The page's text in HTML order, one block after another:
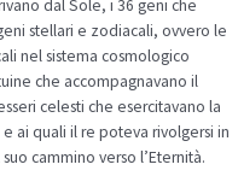
dal Sole, i 36 geni che
stellari e zodiacali, ovvero le
nel sistema cosmologico
che accompagnavano il
celesti che esercitavano la
ai quali il re poteva rivolgersi in
cammino verso l’Eternità.